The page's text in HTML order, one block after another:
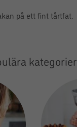
på ett fint tårtfat.
kategorier